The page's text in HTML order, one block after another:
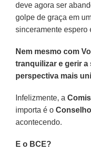
deve agora ser
golpe de graça em
sinceramente espero
Nem mesmo com
tranquilizar e gerir
perspectiva mais
Infelizmente, a
importa é oConselho
acontecendo.
E o BCE?